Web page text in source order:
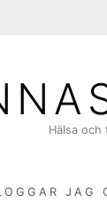
Hälsa och
JAG